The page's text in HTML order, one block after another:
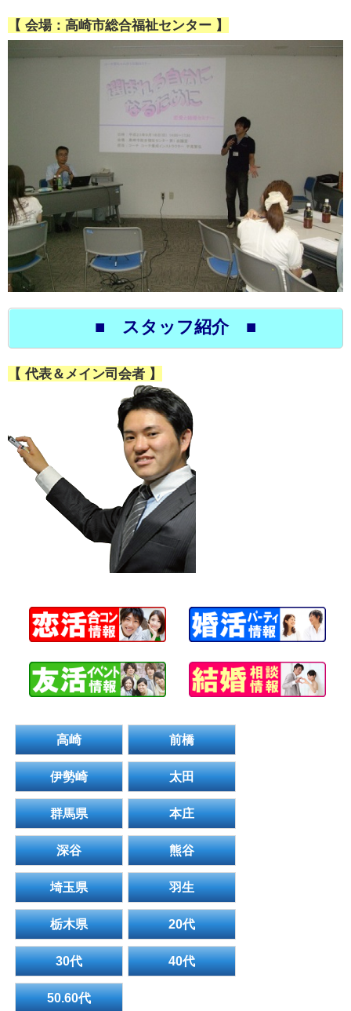
【 会場：高崎市総合福祉センター 】
■ スタッフ紹介 ■
【 代表＆メイン司会者 】
高崎 前橋
伊勢崎 太田
群馬県 本庄
深谷 熊谷
埼玉県 羽生
栃木県 20代
30代 40代
50.60代